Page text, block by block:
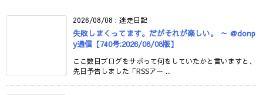
2026/08/08 : 迷走日記
失敗しまくってます。だがそれが楽しい。 ～ @donp
y通信【740号:2026/08/08版】
ここ数日ブログをサボって何をしていたかと言いますと、
先日予告しました「RSSアー ...